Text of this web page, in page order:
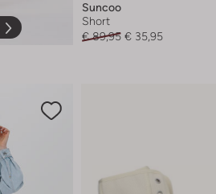
Suncoo
Short
€ 89,95 € 35,95